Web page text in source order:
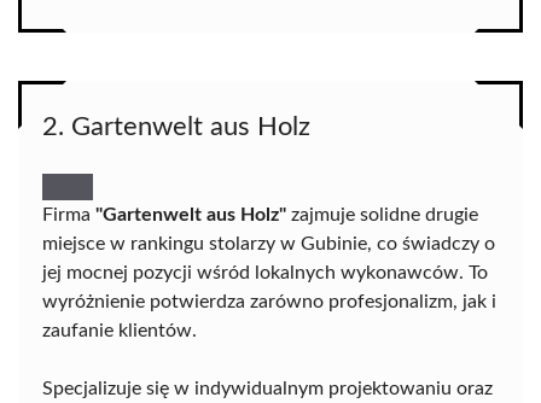
2. Gartenwelt aus Holz
Firma "Gartenwelt aus Holz" zajmuje solidne drugie
miejsce w rankingu stolarzy w Gubinie, co świadczy o
jej mocnej pozycji wśród lokalnych wykonawców. To
wyróżnienie potwierdza zarówno profesjonalizm, jak i
zaufanie klientów.
Specjalizuje się w indywidualnym projektowaniu oraz